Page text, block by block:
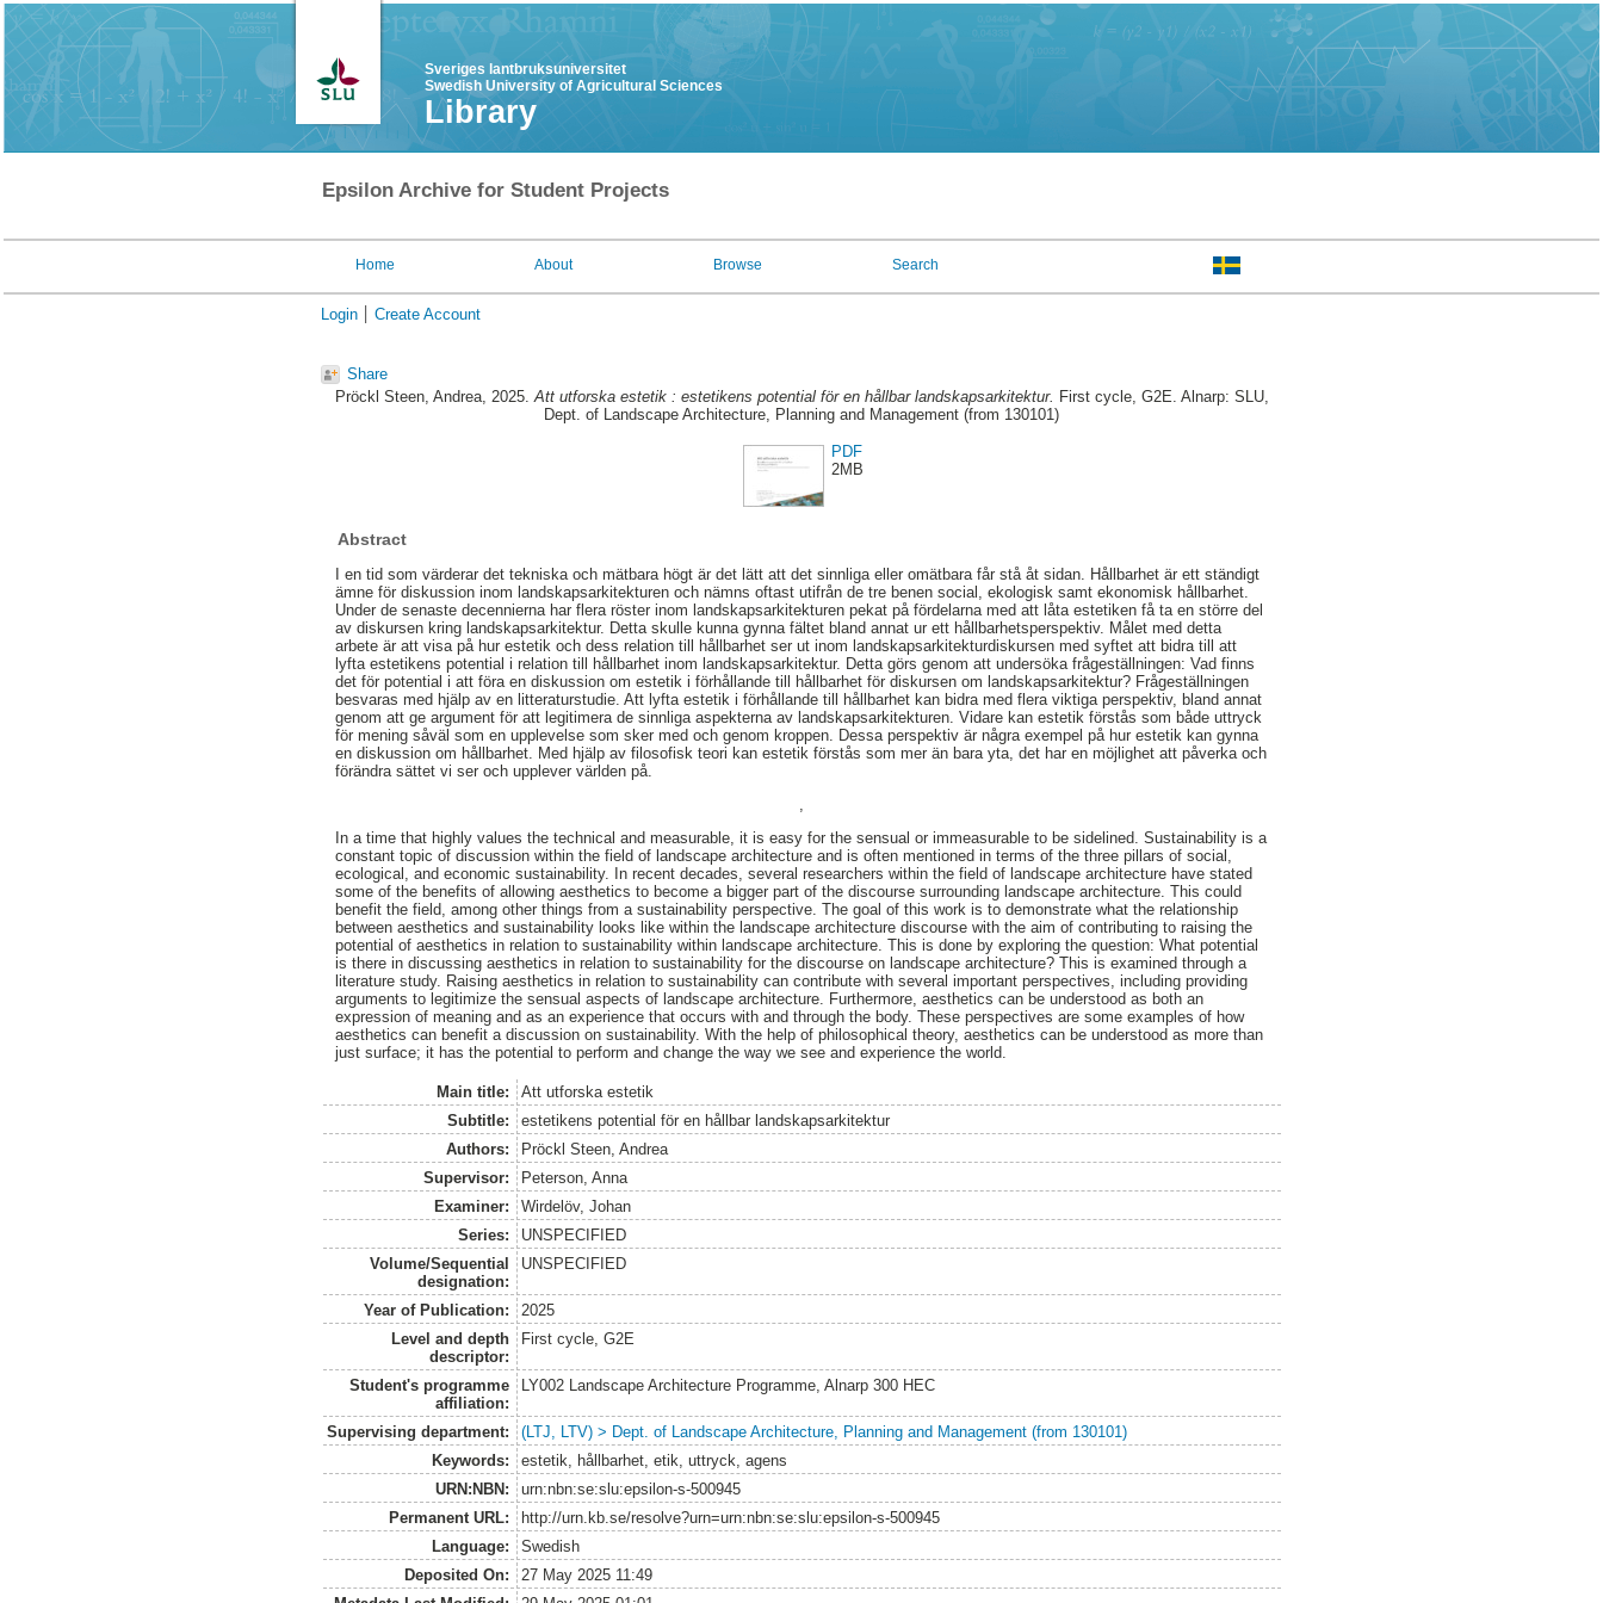
Sveriges lantbruksuniversitet
Swedish University of Agricultural Sciences
Library
Epsilon Archive for Student Projects
Home About Browse Search
Login Create Account
Share
Pröckl Steen, Andrea, 2025.Att utforska estetik : estetikens potential för en hållbar landskapsarkitektur. First cycle, G2E. Alnarp: SLU,
Dept. of Landscape Architecture, Planning and Management (from 130101)
PDF
2MB
Abstract
I en tid som värderar det tekniska och mätbara högt är det lätt att det sinnliga eller omätbara får stå åt sidan. Hållbarhet är ett ständigt
ämne för diskussion inom landskapsarkitekturen och nämns oftast utifrån de tre benen social, ekologisk samt ekonomisk hållbarhet.
Under de senaste decennierna har flera röster inom landskapsarkitekturen pekat på fördelarna med att låta estetiken få ta en större del
av diskursen kring landskapsarkitektur. Detta skulle kunna gynna fältet bland annat ur ett hållbarhetsperspektiv. Målet med detta
arbete är att visa på hur estetik och dess relation till hållbarhet ser ut inom landskapsarkitekturdiskursen med syftet att bidra till att
lyfta estetikens potential i relation till hållbarhet inom landskapsarkitektur. Detta görs genom att undersöka frågeställningen: Vad finns
det för potential i att föra en diskussion om estetik i förhållande till hållbarhet för diskursen om landskapsarkitektur? Frågeställningen
besvaras med hjälp av en litteraturstudie. Att lyfta estetik i förhållande till hållbarhet kan bidra med flera viktiga perspektiv, bland annat
genom att ge argument för att legitimera de sinnliga aspekterna av landskapsarkitekturen. Vidare kan estetik förstås som både uttryck
för mening såväl som en upplevelse som sker med och genom kroppen. Dessa perspektiv är några exempel på hur estetik kan gynna
en diskussion om hållbarhet. Med hjälp av filosofisk teori kan estetik förstås som mer än bara yta, det har en möjlighet att påverka och
förändra sättet vi ser och upplever världen på.
In a time that highly values the technical and measurable, it is easy for the sensual or immeasurable to be sidelined. Sustainability is a
constant topic of discussion within the field of landscape architecture and is often mentioned in terms of the three pillars of social,
ecological, and economic sustainability. In recent decades, several researchers within the field of landscape architecture have stated
some of the benefits of allowing aesthetics to become a bigger part of the discourse surrounding landscape architecture. This could
benefit the field, among other things from a sustainability perspective. The goal of this work is to demonstrate what the relationship
between aesthetics and sustainability looks like within the landscape architecture discourse with the aim of contributing to raising the
potential of aesthetics in relation to sustainability within landscape architecture. This is done by exploring the question: What potential
is there in discussing aesthetics in relation to sustainability for the discourse on landscape architecture? This is examined through a
literature study. Raising aesthetics in relation to sustainability can contribute with several important perspectives, including providing
arguments to legitimize the sensual aspects of landscape architecture. Furthermore, aesthetics can be understood as both an
expression of meaning and as an experience that occurs with and through the body. These perspectives are some examples of how
aesthetics can benefit a discussion on sustainability. With the help of philosophical theory, aesthetics can be understood as more than
just surface; it has the potential to perform and change the way we see and experience the world.
Main title:
Att utforska estetik
Subtitle:
estetikens potential för en hållbar landskapsarkitektur
Authors:
Pröckl Steen, Andrea
Supervisor:
Peterson, Anna
Examiner:
Wirdelöv, Johan
Series:
UNSPECIFIED
Volume/Sequential
designation:
UNSPECIFIED
Year of Publication:
2025
Level and depth
descriptor:
First cycle, G2E
Student's programme
affiliation:
LY002 Landscape Architecture Programme, Alnarp 300 HEC
Supervising department:
(LTJ, LTV) > Dept. of Landscape Architecture, Planning and Management (from 130101)
Keywords:
estetik, hållbarhet, etik, uttryck, agens
URN:NBN:
urn:nbn:se:slu:epsilon-s-500945
Permanent URL:
http://urn.kb.se/resolve?urn=urn:nbn:se:slu:epsilon-s-500945
Language:
Swedish
Deposited On:
27 May 2025 11:49